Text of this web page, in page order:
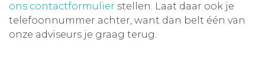
ons contactformulier stellen. Laat daar ook je
telefoonnummer achter, want dan belt één van
onze adviseurs je graag terug.